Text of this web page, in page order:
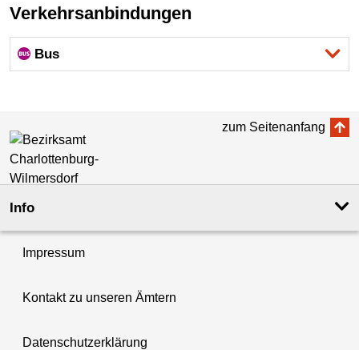
Verkehrsanbindungen
Bus
zum Seitenanfang
Info
Impressum
Kontakt zu unseren Ämtern
Datenschutzerklärung